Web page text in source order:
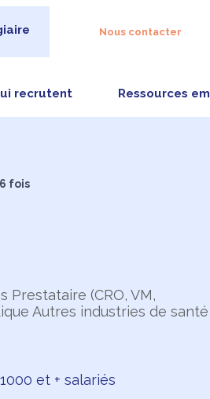
Nous contacter
recrutent Ressources
fois
(CRO, VM,
Autres industries de santé
1000 et + salariés